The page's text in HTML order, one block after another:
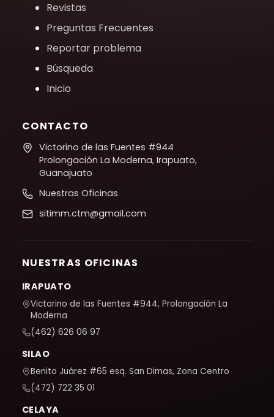
Revistas
Preguntas Frecuentes
Reportar problema
Búsqueda
Inicio
CONTACTO
Victorino de las Fuentes #944
Prolongación La Moderna, Irapuato,
Guanajuato
Nuestras Oficinas
sitimm.ctm@gmail.com
NUESTRAS OFICINAS
IRAPUATO
Victorino de las Fuentes #944, Prolongación La
Moderna
(462) 626 06 97
SILAO
Benito Juárez #65 esq. San Dimas, Zona Centro
(472) 722 35 01
CELAYA